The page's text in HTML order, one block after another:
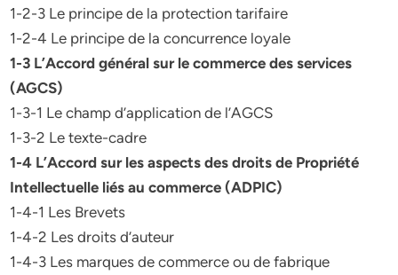
1-2-3 Le principe de la protection tarifaire
1-2-4 Le principe de la concurrence loyale
1-3 L’Accord général sur le commerce des services
(AGCS)
1-3-1 Le champ d’application de l’AGCS
1-3-2 Le texte-cadre
1-4 L’Accord sur les aspects des droits de Propriété
Intellectuelle liés au commerce (ADPIC)
1-4-1 Les Brevets
1-4-2 Les droits d’auteur
1-4-3 Les marques de commerce ou de fabrique